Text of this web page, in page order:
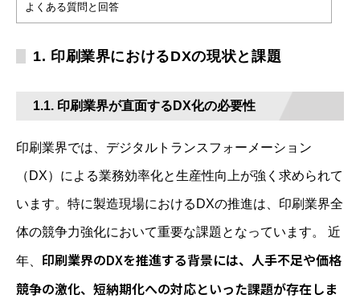
よくある質問と回答
1. 印刷業界におけるDXの現状と課題
1.1. 印刷業界が直面するDX化の必要性
印刷業界では、デジタルトランスフォーメーション
（DX）による業務効率化と生産性向上が強く求められて
います。特に製造現場におけるDXの推進は、印刷業界全
体の競争力強化において重要な課題となっています。 近
年、 印刷業界のDXを推進する背景には、人手不足や価格
競争の激化、短納期化への対応といった課題が存在しま